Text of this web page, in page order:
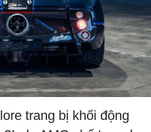
trang bị khối động